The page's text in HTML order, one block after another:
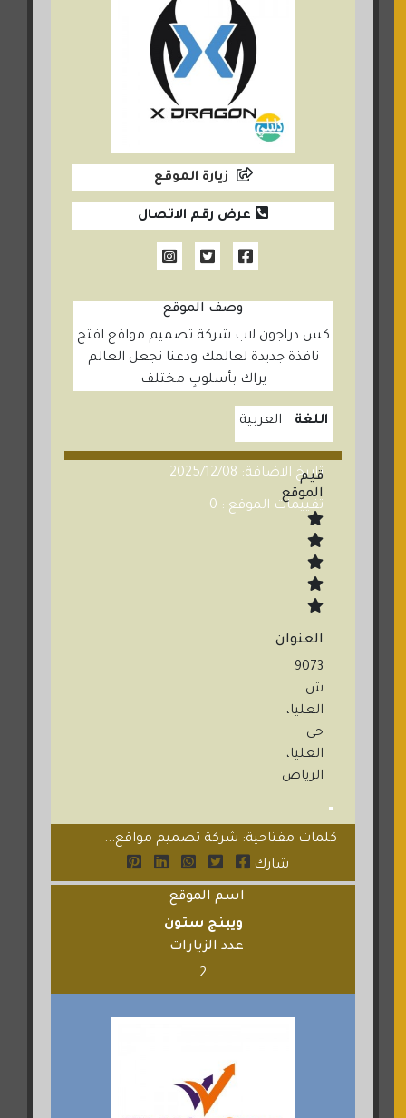
زيارة الموقع
عرض رقم الاتصال
وصف الموقع
كس دراجون لاب شركة تصميم مواقع افتح
نافذة جديدة لعالمك ودعنا نجعل العالم
يراك بأسلوبٍ مختلف
اللغة العربية
تاريخ الاضافة: 2025/12/08
تقييمات الموقع : 0
قيم
الموقع
العنوان
9073
ش
العليا،
حي
العليا،
الرياض
كلمات مفتاحية: شركة تصميم مواقع...
شارك
اسم الموقع
ويبنج ستون
عدد الزيارات
2